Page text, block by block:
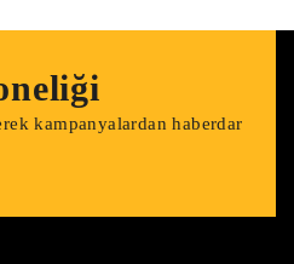
kampanyalardan haberdar